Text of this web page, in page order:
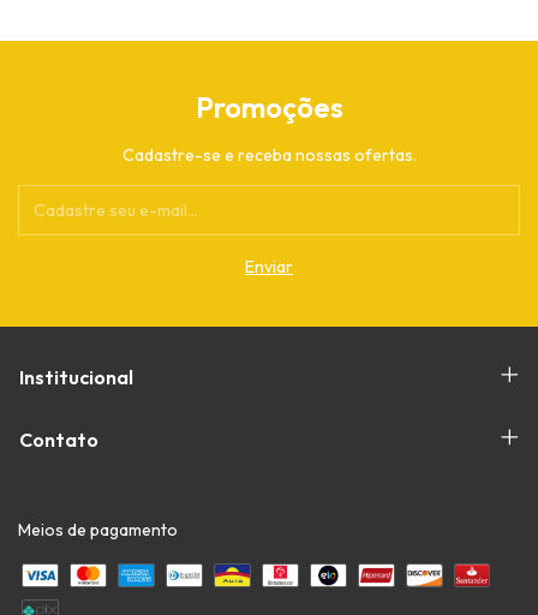
Promoções
Cadastre-se e receba nossas ofertas.
Institucional
Contato
Meios de pagamento